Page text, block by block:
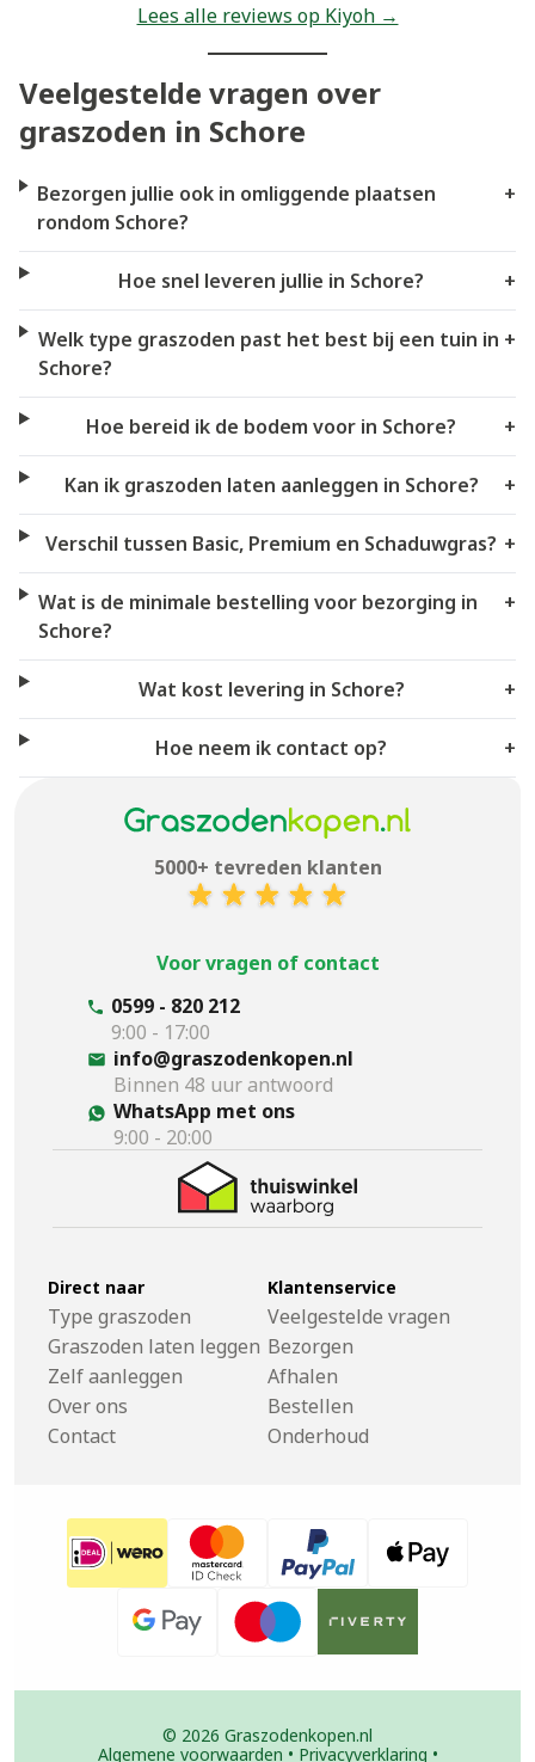
Lees alle reviews op Kiyoh →
Veelgestelde vragen over
graszoden in Schore
Bezorgen jullie ook in omliggende plaatsen
rondom Schore?
+
Hoe snel leveren jullie in Schore? +
Welk type graszoden past het best bij een tuin in
Schore?
+
Hoe bereid ik de bodem voor in Schore? +
Kan ik graszoden laten aanleggen in Schore? +
Verschil tussen Basic, Premium en Schaduwgras? +
Wat is de minimale bestelling voor bezorging in
Schore?
+
Wat kost levering in Schore? +
Hoe neem ik contact op? +
5000+ tevreden klanten
Voor vragen of contact
0599 - 820 212
9:00 - 17:00
info@graszodenkopen.nl
Binnen 48 uur antwoord
WhatsApp met ons
9:00 - 20:00
Direct naar
Type graszoden
Graszoden laten leggen
Zelf aanleggen
Over ons
Contact
Klantenservice
Veelgestelde vragen
Bezorgen
Afhalen
Bestellen
Onderhoud
© 2026 Graszodenkopen.nl
Algemene voorwaarden • Privacyverklaring •